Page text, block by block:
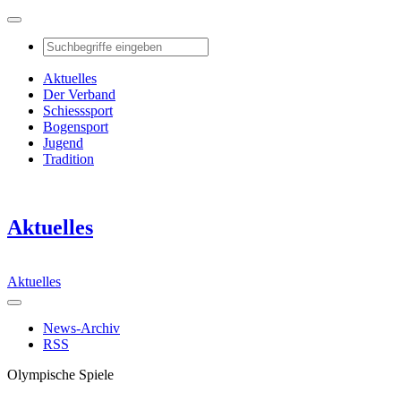
Aktuelles
Der Verband
Schiesssport
Bogensport
Jugend
Tradition
Aktuelles
Aktuelles
News-Archiv
RSS
Olympische Spiele